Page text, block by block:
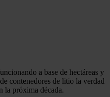
a base de hectáreas y
contenedores de litio la verdad
la próxima década.